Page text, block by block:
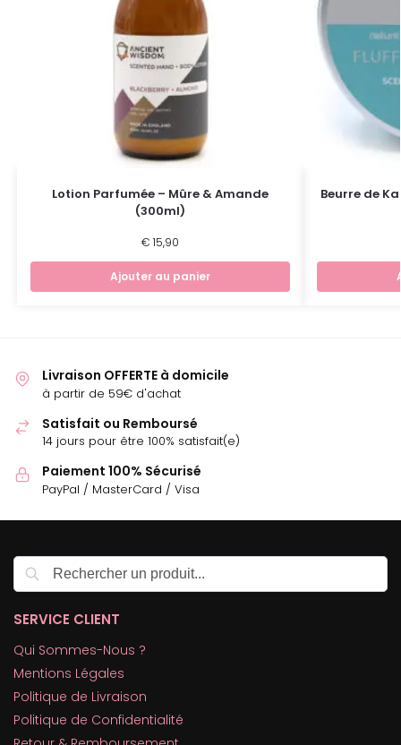
Lotion Parfumée – Mûre & Amande
(300ml)
€ 15,90
Ajouter au panier
Beurre de
Livraison OFFERTE à domicile
à partir de 59€ d'achat
Satisfait ou Remboursé
14 jours pour être 100% satisfait(e)
Paiement 100% Sécurisé
PayPal / MasterCard / Visa
SERVICE CLIENT
Qui Sommes-Nous ?
Mentions Légales
Politique de Livraison
Politique de Confidentialité